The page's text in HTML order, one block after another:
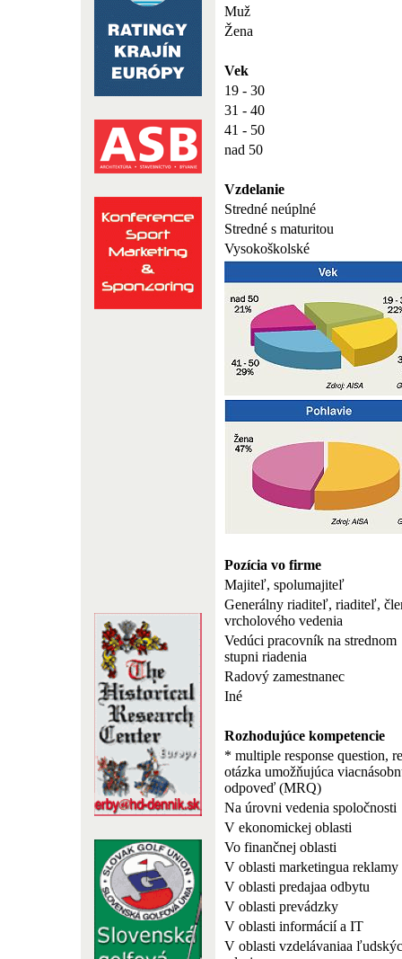
Muž
Žena
Vek
19 - 30
31 - 40
41 - 50
nad 50
Vzdelanie
Stredné neúplné
Stredné s maturitou
Vysokoškolské
Pozícia vo firme
Majiteľ, spolumajiteľ
Generálny riaditeľ, riaditeľ,
vrcholového vedenia
Vedúci pracovník na strednom
stupni riadenia
Radový zamestnanec
Iné
Rozhodujúce kompetencie
* multiple response question,
otázka umožňujúca
odpoveď (MRQ)
Na úrovni vedenia spoločnosti
V ekonomickej oblasti
Vo finančnej oblasti
V oblasti marketingua reklamy
V oblasti predajaa odbytu
V oblasti prevádzky
V oblasti informácií a IT
V oblasti vzdelávaniaa